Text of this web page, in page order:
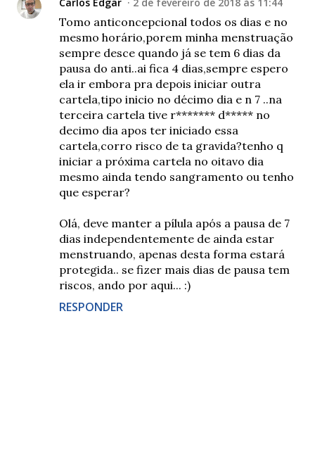
Tomo anticoncepcional todos os dias e no
mesmo horário,porem minha menstruação
sempre desce quando já se tem 6 dias da
pausa do anti..ai fica 4 dias,sempre espero
ela ir embora pra depois iniciar outra
cartela,tipo inicio no décimo dia e n 7 ..na
terceira cartela tive r******* d***** no
decimo dia apos ter iniciado essa
cartela,corro risco de ta gravida?tenho q
iniciar a próxima cartela no oitavo dia
mesmo ainda tendo sangramento ou tenho
que esperar?
Olá, deve manter a pílula após a pausa de 7
dias independentemente de ainda estar
menstruando, apenas desta forma estará
protegida.. se fizer mais dias de pausa tem
riscos, ando por aqui... :)
RESPONDER